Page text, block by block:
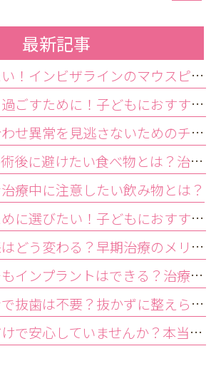
最新記事
夏に気をつけたい！インビザラインのマウスピースの正しい保管方法
夏休みを楽しく過ごすために！子どもにおすすめのおやつ「夏編」
子どもの噛み合わせ異常を見逃さないためのチェックポイント
インプラント手術後に避けたい食べ物とは？治療を成功に導くための食事のポイント
療中に注意したい飲み物とは？
むし歯予防のために選びたい！子どもにおすすめのおやつ「春編」
小児矯正で将来はどう変わる？早期治療のメリットを解説
骨粗しょう症でもインプラントはできる？治療の可否と注意点を解説
インビザラインで抜歯は不要？抜かずに整えられるケースとは
学校歯科検診だけで安心していませんか？本当の予防につなげるために大切なこと